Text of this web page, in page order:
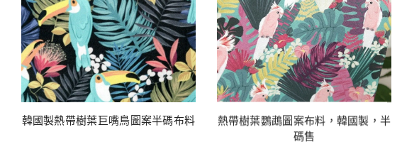
韓國製熱帶樹葉巨嘴鳥圖案半碼布料
熱帶樹葉鸚鵡圖案布料，韓國製，半
碼售